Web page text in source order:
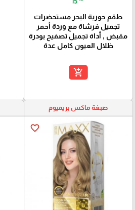
طقم حورية البحر مستحضرات
تجميل فرشاة مع وردة أحمر
مقبض , أداة تجميل تصفيح بودرة
ظلال العيون كامل عدة
add_shopping_cart
صبغة ماكس بريميوم
favorite_border